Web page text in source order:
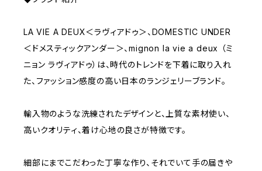
LA VIE A DEUX＜ラヴィアドゥ＞、DOMESTIC UNDER
＜ドメスティックアンダー＞、mignon la vie a deux （ミ
ニョン ラヴィアドゥ）は、時代のトレンドを下着に取り入れ
た、ファッション感度の高い日本のランジェリーブランド。
輸入物のような洗練されたデザインと、上質な素材使い、
高いクオリティ、着け心地の良さが特徴です。
細部にまでこだわった丁寧な作り、それでいて手の届きや